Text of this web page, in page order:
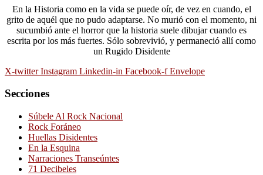
En la Historia como en la vida se puede oír, de vez en cuando, el
grito de aquél que no pudo adaptarse. No murió con el momento, ni
sucumbió ante el horror que la historia suele dibujar cuando es
escrita por los más fuertes. Sólo sobrevivió, y permaneció allí como
un Rugido Disidente
X-twitter Instagram Linkedin-in Facebook-f Envelope
Secciones
Súbele Al Rock Nacional
Rock Foráneo
Huellas Disidentes
En la Esquina
Narraciones Transeúntes
71 Decibeles